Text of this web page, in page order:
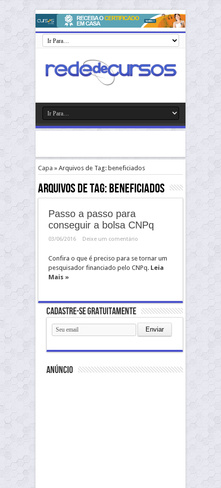
Capa » Arquivos de Tag: beneficiados
Arquivos de Tag:beneficiados
Passo a passo para
conseguir a bolsa CNPq
03/06/2016 Deixe um comentário
Confira o que é preciso para se tornar um
pesquisador financiado pelo CNPq. Leia
Mais »
Cadastre-se gratuitamente
anúncio